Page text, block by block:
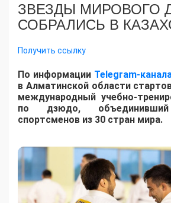
ЗВЕЗДЫ МИРОВОГО
СОБРАЛИСЬ В
Получить ссылку
По информации Telegram-
в Алматинской области
международный учебно-
по дзюдо,
спортсменов из 30 стран мира.